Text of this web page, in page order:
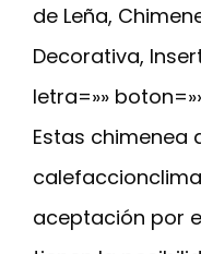
de Leña,
Decorativa,
letra=»»
Estas chimenea
aceptación por